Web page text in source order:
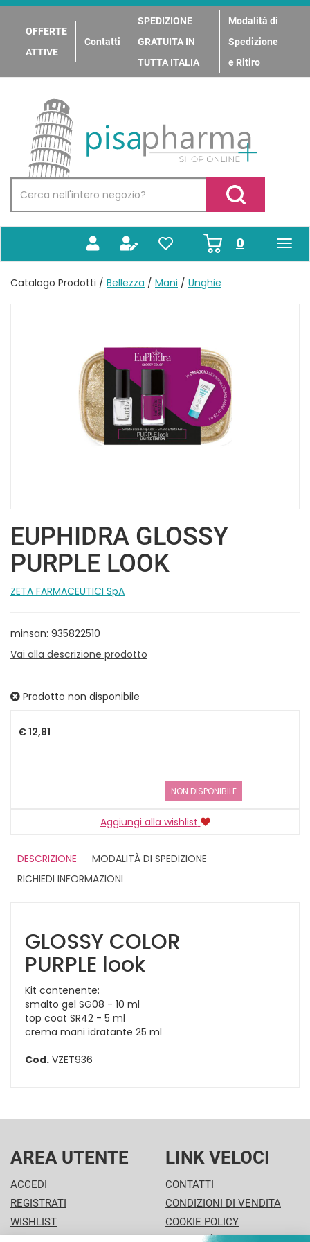
Passa
contenuto
principale
OFFERTE
ATTIVE
Contatti
SPEDIZIONE
GRATUITA IN
TUTTA ITALIA
Modalità di
Spedizione
e Ritiro
PisaPharma
Prodotto
Cerca Prodotto
0prodotti
inseriti
Catalogo Prodotti / Bellezza / Mani / Unghie
EUPHIDRA GLOSSY
PURPLE LOOK
ZETA FARMACEUTICI SpA
minsan: 935822510
Vai alla descrizione prodotto
Prodotto non disponibile
€ 12,81
NON DISPONIBILE
Aggiungi alla wishlist
DESCRIZIONE
MODALITÀ DI SPEDIZIONE
RICHIEDI INFORMAZIONI
GLOSSY COLOR
PURPLE look
Kit contenente:
smalto gel SG08 - 10 ml
top coat SR42 - 5 ml
crema mani idratante 25 ml
Cod. VZET936
AREA UTENTE
ACCEDI
REGISTRATI
WISHLIST
LINK VELOCI
CONTATTI
CONDIZIONI DI VENDITA
COOKIE POLICY